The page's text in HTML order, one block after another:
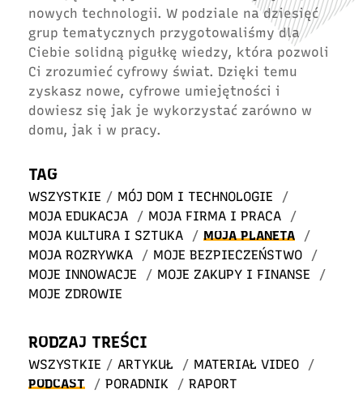
nowych technologii. W podziale na dziesięć
grup tematycznych przygotowaliśmy dla
Ciebie solidną pigułkę wiedzy, która pozwoli
Ci zrozumieć cyfrowy świat. Dzięki temu
zyskasz nowe, cyfrowe umiejętności i
dowiesz się jak je wykorzystać zarówno w
domu, jak i w pracy.
TAG
WSZYSTKIE / MÓJ DOM I TECHNOLOGIE
/
MOJA EDUKACJA
/ MOJA FIRMA I PRACA
/
MOJA KULTURA I SZTUKA
/ MOJA PLANETA
/
MOJA ROZRYWKA
/ MOJE BEZPIECZEŃSTWO
/
MOJE INNOWACJE
/ MOJE ZAKUPY I FINANSE
/
MOJE ZDROWIE
RODZAJ TREŚCI
WSZYSTKIE / ARTYKUŁ / MATERIAŁ VIDEO
/
PODCAST
/ PORADNIK / RAPORT